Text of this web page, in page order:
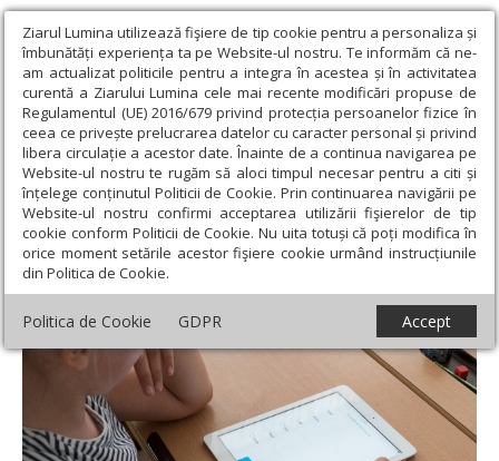
Ziarul Lumina utilizează fişiere de tip cookie pentru a personaliza și
îmbunătăți experiența ta pe Website-ul nostru. Te informăm că ne-
am actualizat politicile pentru a integra în acestea și în activitatea
curentă a Ziarului Lumina cele mai recente modificări propuse de
Regulamentul (UE) 2016/679 privind protecția persoanelor fizice în
ceea ce privește prelucrarea datelor cu caracter personal și privind
libera circulație a acestor date. Înainte de a continua navigarea pe
Website-ul nostru te rugăm să aloci timpul necesar pentru a citi și
înțelege conținutul Politicii de Cookie. Prin continuarea navigării pe
Website-ul nostru confirmi acceptarea utilizării fişierelor de tip
cookie conform Politicii de Cookie. Nu uita totuși că poți modifica în
orice moment setările acestor fişiere cookie urmând instrucțiunile
din Politica de Cookie.
Politica de Cookie GDPR Accept
Ziarul Lumina › Educaţie și Cultură › Educaţie › Unu din doi copii
nu este implicat în luarea deciziilor
Unu din doi copii nu este implicat în luarea
deciziilor